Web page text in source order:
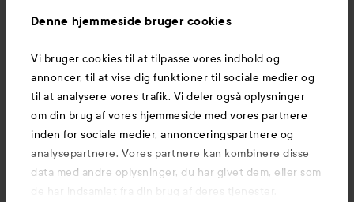
Denne hjemmeside bruger cookies
Vi bruger cookies til at tilpasse vores indhold og
annoncer, til at vise dig funktioner til sociale medier og
til at analysere vores trafik. Vi deler også oplysninger
om din brug af vores hjemmeside med vores partnere
inden for sociale medier, annonceringspartnere og
analysepartnere. Vores partnere kan kombinere disse
data med andre oplysninger, du har givet dem, eller som
de har indsamlet fra din brug af deres tjenester.
Information
Mere at udforske